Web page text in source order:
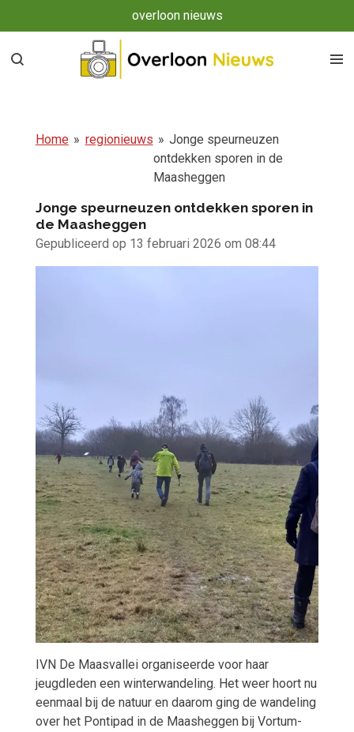
direct
naar
overloon nieuws
Home » regionieuws » Jonge speurneuzen
ontdekken sporen in de
Maasheggen
Jonge speurneuzen ontdekken sporen in
de Maasheggen
Gepubliceerd op 13 februari 2026 om 08:44
IVN De Maasvallei organiseerde voor haar
jeugdleden een winterwandeling. Het weer hoort nu
eenmaal bij de natuur en daarom ging de wandeling
over het Pontipad in de Maasheggen bij Vortum-